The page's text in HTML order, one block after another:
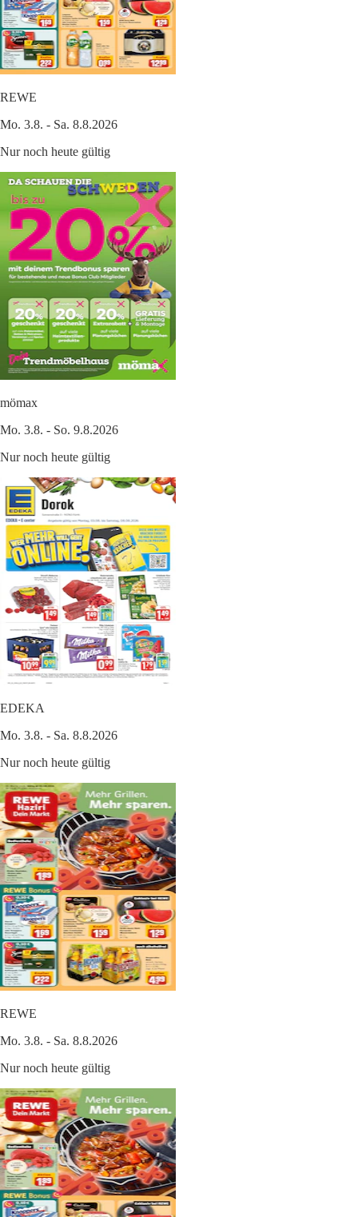
REWE
Mo. 3.8. - Sa. 8.8.2026
Nur noch heute gültig
mömax
Mo. 3.8. - So. 9.8.2026
Nur noch heute gültig
EDEKA
Mo. 3.8. - Sa. 8.8.2026
Nur noch heute gültig
REWE
Mo. 3.8. - Sa. 8.8.2026
Nur noch heute gültig